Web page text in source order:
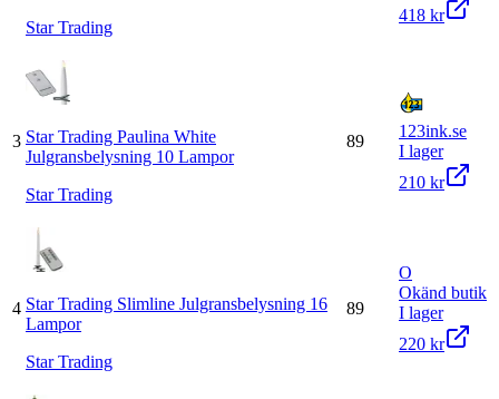
Star Trading
418 kr
3 Star Trading Paulina White
Julgransbelysning 10 Lampor
Star Trading
89
123ink.se
I lager
210 kr
4 Star Trading Slimline Julgransbelysning 16
Lampor
Star Trading
89
O
Okänd butik
I lager
220 kr